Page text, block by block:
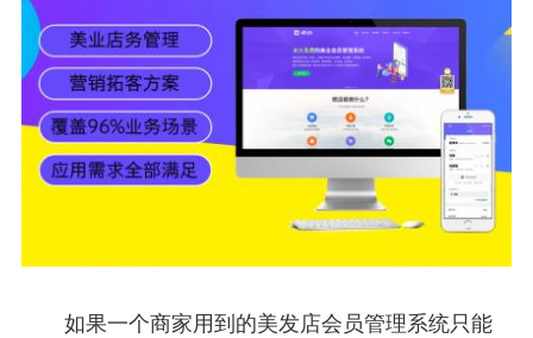
如果一个商家用到的美发店会员管理系统只能